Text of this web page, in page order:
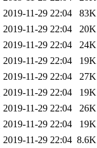
2019-11-29 22:04
83K
2019-11-29 22:04
20K
2019-11-29 22:04
24K
2019-11-29 22:04
19K
2019-11-29 22:04
27K
2019-11-29 22:04
19K
2019-11-29 22:04
26K
2019-11-29 22:04
19K
2019-11-29 22:04 8.6K